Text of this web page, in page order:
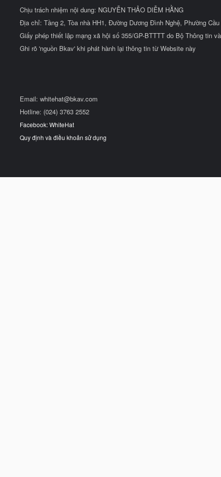
Chịu trách nhiệm nội dung: NGUYỄN THẢO DIỄM HẰNG
Địa chỉ: Tầng 2, Tòa nhà HH1, Đường Dương Đình Nghệ, Phường
Giấy phép thiết lập mạng xã hội số 355/GP-BTTTT do Bộ Thông tin
Ghi rõ 'nguồn Bkav' khi phát hành lại thông tin từ Website này
Email: whitehat@bkav.com
Hotline: (024) 3763 2552
Facebook: WhiteHat
Quy định và điều khoản sử dụng